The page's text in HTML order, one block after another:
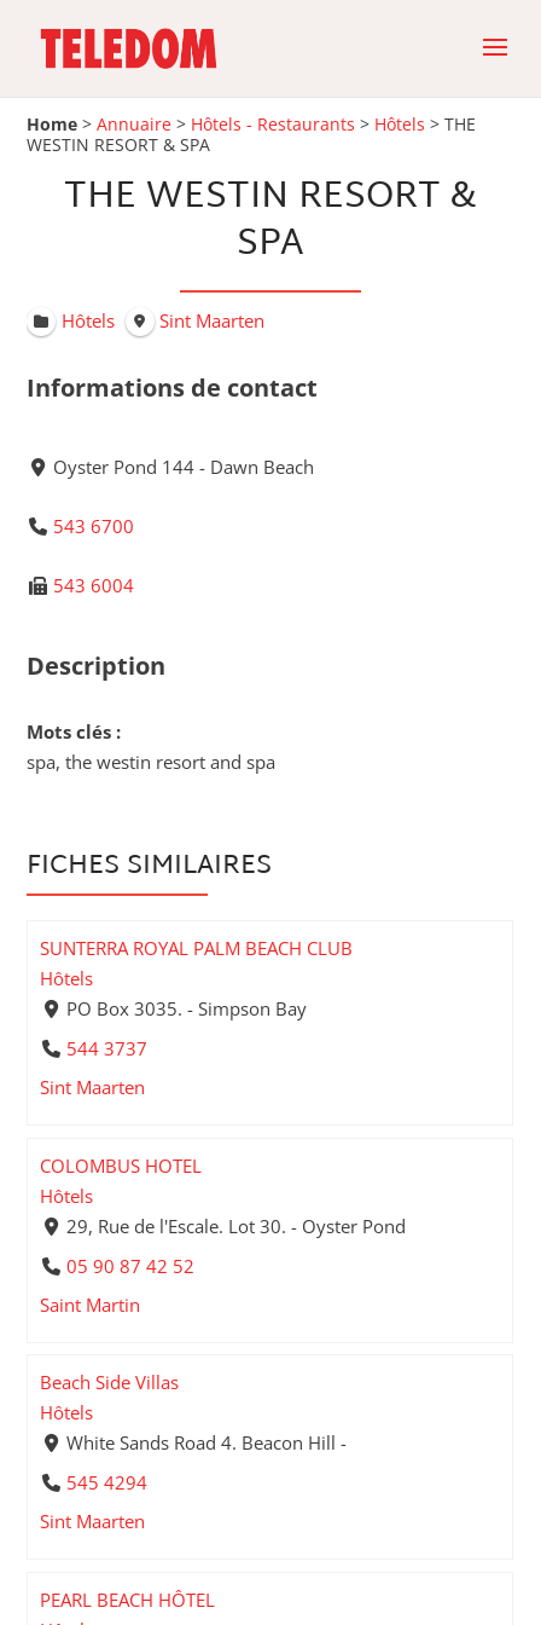
Home >Annuaire > Hôtels - Restaurants > Hôtels >THE
WESTIN RESORT & SPA
THE WESTIN RESORT &
SPA
Hôtels Sint Maarten
Informations de contact
Oyster Pond 144 - Dawn Beach
543 6700
543 6004
Description
Mots clés :
spa, the westin resort and spa
FICHES SIMILAIRES
SUNTERRA ROYAL PALM BEACH CLUB
Hôtels
PO Box 3035. - Simpson Bay
544 3737
Sint Maarten
COLOMBUS HOTEL
Hôtels
29, Rue de l'Escale. Lot 30. - Oyster Pond
05 90 87 42 52
Saint Martin
Beach Side Villas
Hôtels
White Sands Road 4. Beacon Hill -
545 4294
Sint Maarten
PEARL BEACH HÔTEL